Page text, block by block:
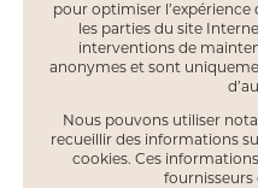
pour optimiser
les parties du site
interventions de
anonymes et sont
Nous pouvons utiliser
recueillir des informations
cookies. Ces
fournisseurs